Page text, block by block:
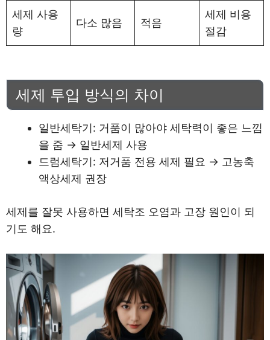
세제 사용
량
다소 많음 적음
세제 비용
절감
세제 투입 방식의 차이
일반세탁기: 거품이 많아야 세탁력이 좋은 느낌
을 줌 → 일반세제 사용
드럼세탁기: 저거품 전용 세제 필요 → 고농축
액상세제 권장
세제를 잘못 사용하면 세탁조 오염과 고장 원인이 되
기도 해요.